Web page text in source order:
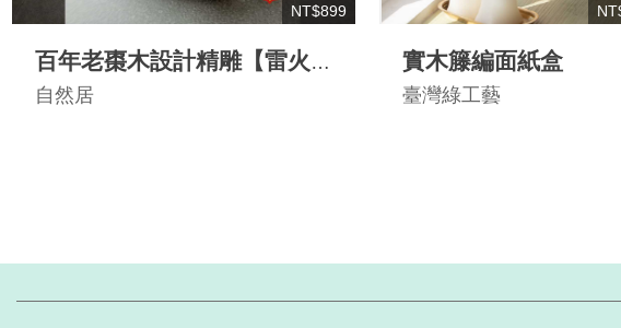
NT$899
百年老棗木設計精雕【雷火
手鍊】辟邪木手串 道家法術
自然居
實木籐編面紙盒
臺灣綠工藝